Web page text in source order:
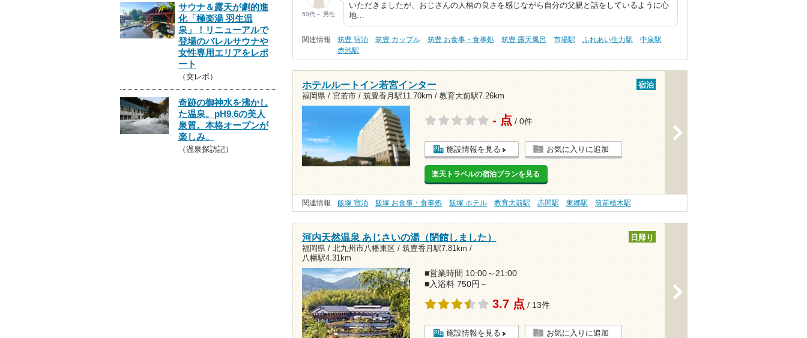
50代～ 男性
いただきましたが、おじさんの人柄の良さを感じながら自分の父親と話をしているように心
地…
関連情報 筑豊 宿泊 筑豊 カップル 筑豊 お食事・食事処 筑豊 露天風呂 市場駅 ふれあい生力駅
中泉駅
赤池駅
ホテルルートイン若宮インター
福岡県 / 宮若市 / 筑豊香月駅11.70km / 教育大前駅7.26km
宿泊
- 点 / 0件
施設情報を見る お気に入りに追加
楽天トラベルの宿泊プランを見る
関連情報 飯塚 宿泊 飯塚 お食事・食事処 飯塚 ホテル 教育大前駅 赤間駅 東郷駅 筑前植木駅
河内天然温泉 あじさいの湯（閉館しました）
福岡県 / 北九州市八幡東区 / 筑豊香月駅7.81km /
八幡駅4.31km
日帰り
■営業時間 10:00～21:00
■入浴料 750円～
3.7 点 / 13件
施設情報を見る お気に入りに追加
サウナ＆露天が劇的進
化「極楽湯 羽生温
泉」！リニューアルで
登場のバレルサウナや
女性専用エリアをレポ
ート
（突レポ）
奇跡の御神水を沸かし
た温泉。pH9.6の美人
泉質。本格オープンが
楽しみ。
（温泉探訪記）